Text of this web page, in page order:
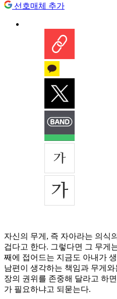
선호매체 추가
자신의 무게, 즉 자아라는 의식
겁다고 한다. 그렇다면 그 무게
째에 접어드는 지금도 아내가
남편이 생각하는 책임과 무게
장의 권위를 존중해 달라고 하
가 필요하냐고 되묻는다.